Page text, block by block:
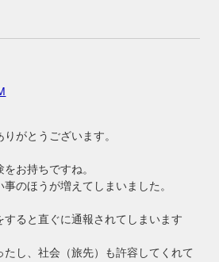
がとうございます。
お持ちですね。
のほうが増えてしまいました。
すると直ぐに通報されてしまいます
し、社会（旅先）も許容してくれて